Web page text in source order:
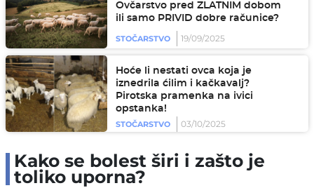
Ovčarstvo pred ZLATNIM dobom
ili samo PRIVID dobre računice?
STOČARSTVO 19/09/2025
Hoće li nestati ovca koja je
iznedrila ćilim i kačkavalj?
Pirotska pramenka na ivici
opstanka!
STOČARSTVO
03/10/2025
Kako se bolest širi i zašto je
toliko uporna?